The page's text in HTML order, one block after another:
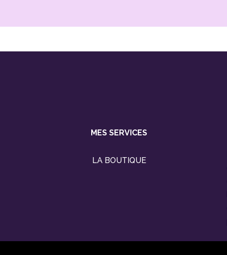
MES SERVICES
LA BOUTIQUE